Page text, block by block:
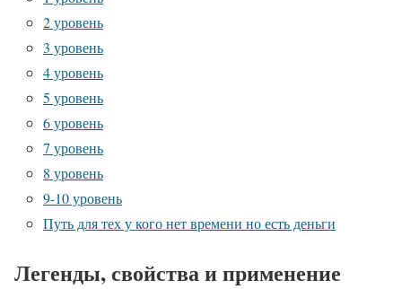
2 уровень
3 уровень
4 уровень
5 уровень
6 уровень
7 уровень
8 уровень
9-10 уровень
Путь для тех у кого нет времени но есть деньги
Легенды, свойства и применение